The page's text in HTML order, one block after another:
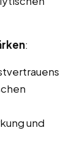
:
und